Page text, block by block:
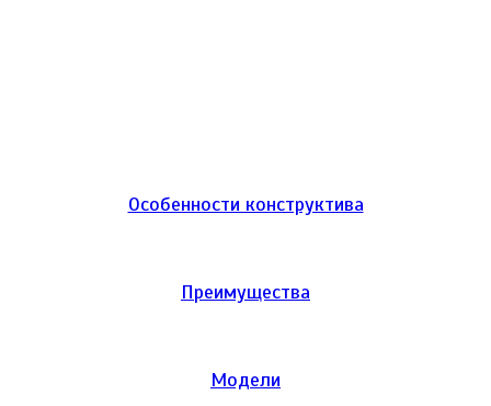
Особенности конструктива
Преимущества
Модели